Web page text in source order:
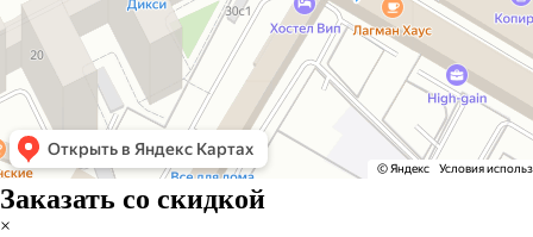
Заказать со скидкой
×